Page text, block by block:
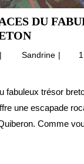
DU
SUR
LES
TRACES
TRÉSOR
BRETON
11
Sandrine Sur
du
fabuleux
breton
fabuleux trésor
une escapade
Comme